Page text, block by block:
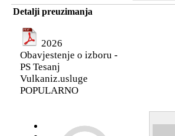
Detalji preuzimanja
2026
Obavjestenje o izboru -
PS Tesanj
Vulkaniz.usluge
POPULARNO